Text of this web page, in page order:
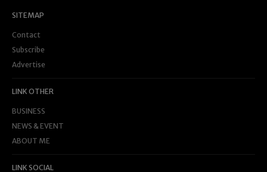
SITEMAP
Contact
Subscribe
Advertise
LINK OTHER
BUSINESS
NEWS & EVENT
ABOUT ME
LINK SOCIAL